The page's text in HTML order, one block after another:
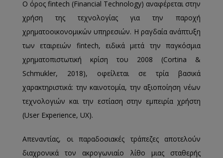
Ο όρος fintech (Financial Technology) αναφέρεται στην
χρήση της τεχνολογίας για την παροχή
χρηματοοικονομικών υπηρεσιών. Η ραγδαία ανάπτυξη
των εταιρειών fintech, ειδικά μετά την παγκόσμια
χρηματοπιστωτική κρίση του 2008 (Cortina &
Schmukler, 2018), οφείλεται σε τρία βασικά
χαρακτηριστικά: την καινοτομία, την αξιοποίηση νέων
τεχνολογιών και την εστίαση στην εμπειρία χρήστη
(User Experience, UX).
Απεναντίας, οι παραδοσιακές τράπεζες αποτελούν
διαχρονικά τον ακρογωνιαίο λίθο μιας σταθερής